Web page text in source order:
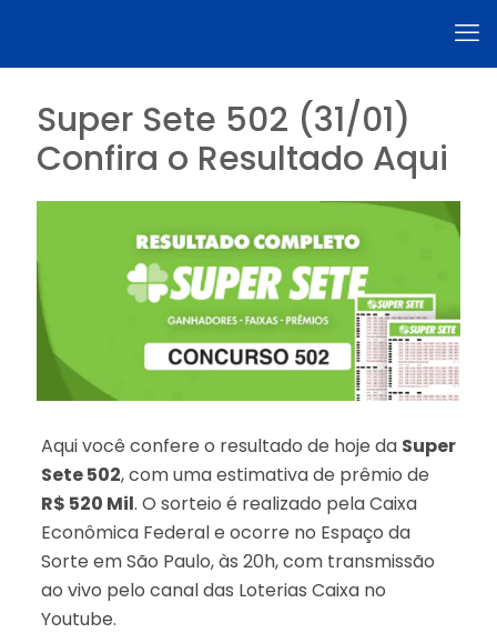
Super Sete 502 (31/01)
Confira o Resultado Aqui
Aqui você confere o resultado de hoje da Super
Sete 502, com uma estimativa de prêmio de
R$ 520 Mil. O sorteio é realizado pela Caixa
Econômica Federal e ocorre no Espaço da
Sorte em São Paulo, às 20h, com transmissão
ao vivo pelo canal das Loterias Caixa no
Youtube.